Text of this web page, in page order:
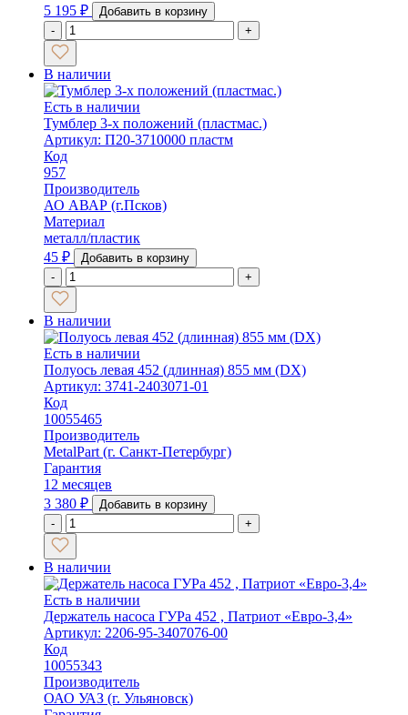
5 195 ₽
Добавить в корзину
-
+
В наличии
Есть в наличии
Тумблер 3-х положений (пластмас.)
Артикул: П20-3710000 пластм
Код
957
Производитель
АО АВАР (г.Псков)
Материал
металл/пластик
45 ₽
Добавить в корзину
-
+
В наличии
Есть в наличии
Полуось левая 452 (длинная) 855 мм (DX)
Артикул: 3741-2403071-01
Код
10055465
Производитель
MetalPart (г. Санкт-Петербург)
Гарантия
12 месяцев
3 380 ₽
Добавить в корзину
-
+
В наличии
Есть в наличии
Держатель насоса ГУРа 452 , Патриот «Евро-3,4»
Артикул: 2206-95-3407076-00
Код
10055343
Производитель
ОАО УАЗ (г. Ульяновск)